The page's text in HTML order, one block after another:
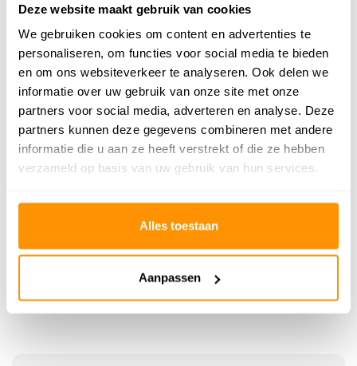
Deze website maakt gebruik van cookies
We gebruiken cookies om content en advertenties te
personaliseren, om functies voor social media te bieden
en om ons websiteverkeer te analyseren. Ook delen we
informatie over uw gebruik van onze site met onze
partners voor social media, adverteren en analyse. Deze
partners kunnen deze gegevens combineren met andere
informatie die u aan ze heeft verstrekt of die ze hebben
verzameld op basis van uw gebruik van hun services.
Alles toestaan
Aanpassen
Adviesprijs
119,95 40% Je bespaart 80 euro
Gecertificeerd ✓
Er zijn nog geen reviews geschreven over dit product..